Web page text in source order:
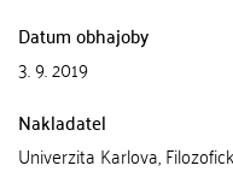
Datum obhajoby
3. 9. 2019
Nakladatel
Univerzita Karlova,